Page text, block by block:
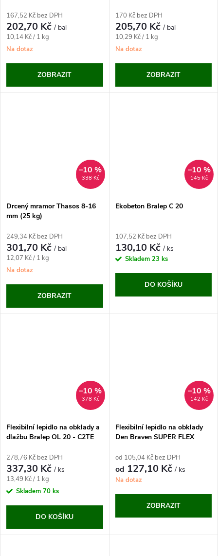
167,52 Kč bez DPH
202,70 Kč/ bal
Měrná
cena:
10,14 Kč / 1 kg
Na dotaz
ZOBRAZIT
170 Kč bez DPH
205,70 Kč/ bal
Měrná
cena:
10,29 Kč / 1 kg
Na dotaz
ZOBRAZIT
338 Kč
–10 %
Drcený mramor Thasos 8-16
mm (25 kg)
249,34 Kč bez DPH
301,70 Kč/ bal
Měrná
cena:
12,07 Kč / 1 kg
Na dotaz
ZOBRAZIT
145 Kč
–10 %
Ekobeton Bralep C 20
107,52 Kč bez DPH
130,10 Kč/ ks
Skladem 23 ks
DO KOŠÍKU
378 Kč
–10 %
Flexibilní lepidlo na obklady a
dlažbu Bralep OL 20 - C2TE
278,76 Kč bez DPH
337,30 Kč/ ks
Měrná
cena:
13,49 Kč / 1 kg
Skladem 70 ks
DO KOŠÍKU
142 Kč
–10 %
Flexibilní lepidlo na obklady
Den Braven SUPER FLEX
od 105,04 Kč bez DPH
od 127,10 Kč/ ks
Na dotaz
ZOBRAZIT